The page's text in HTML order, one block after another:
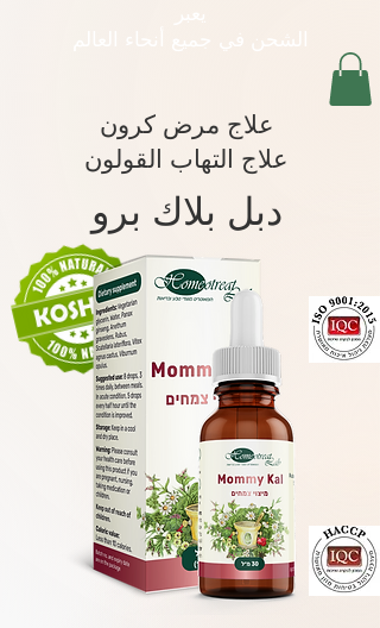
الشحن في جميع أنحاء العالم
علاج مرض كرون
علاج التهاب القولون
دبل بلاك برو